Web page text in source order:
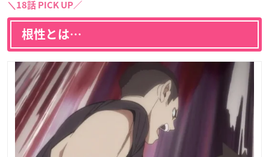
＼18話 PICK UP／
根性とは…